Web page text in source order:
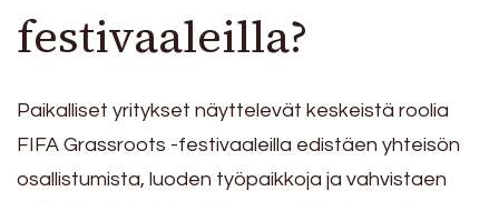
festivaaleilla?
Paikalliset yritykset näyttelevät keskeistä roolia
FIFA Grassroots -festivaaleilla edistäen yhteisön
osallistumista, luoden työpaikkoja ja vahvistaen